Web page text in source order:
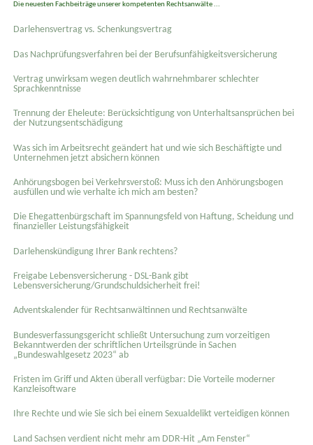
Die neuesten Fachbeiträge unserer kompetenten Rechtsanwälte ...
Darlehensvertrag vs. Schenkungsvertrag
Das Nachprüfungsverfahren bei der Berufsunfähigkeitsversicherung
Vertrag unwirksam wegen deutlich wahrnehmbarer schlechter
Sprachkenntnisse
Trennung der Eheleute: Berücksichtigung von Unterhaltsansprüchen bei
der Nutzungsentschädigung
Was sich im Arbeitsrecht geändert hat und wie sich Beschäftigte und
Unternehmen jetzt absichern können
Anhörungsbogen bei Verkehrsverstoß: Muss ich den Anhörungsbogen
ausfüllen und wie verhalte ich mich am besten?
Die Ehegattenbürgschaft im Spannungsfeld von Haftung, Scheidung und
finanzieller Leistungsfähigkeit
Darlehenskündigung Ihrer Bank rechtens?
Freigabe Lebensversicherung - DSL-Bank gibt
Lebensversicherung/Grundschuldsicherheit frei!
Adventskalender für Rechtsanwältinnen und Rechtsanwälte
Bundesverfassungsgericht schließt Untersuchung zum vorzeitigen
Bekanntwerden der schriftlichen Urteilsgründe in Sachen
„Bundeswahlgesetz 2023“ ab
Fristen im Griff und Akten überall verfügbar: Die Vorteile moderner
Kanzleisoftware
Ihre Rechte und wie Sie sich bei einem Sexual­delikt verteidigen können
Land Sachsen verdient nicht mehr am DDR-Hit „Am Fenster“